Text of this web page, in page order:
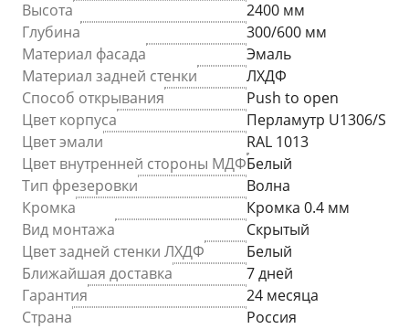
Высота
2400 мм
Глубина
300/600 мм
Материал фасада
Эмаль
Материал задней стенки
ЛХДФ
Способ открывания
Push to open
Цвет корпуса
Перламутр U1306/S
Цвет эмали
RAL 1013
Цвет внутренней стороны МДФБелый
Тип фрезеровки
Волна
Кромка
Кромка 0.4 мм
Вид монтажа
Скрытый
Цвет задней стенки ЛХДФ
Белый
Ближайшая доставка
7 дней
Гарантия
24 месяца
Страна
Россия